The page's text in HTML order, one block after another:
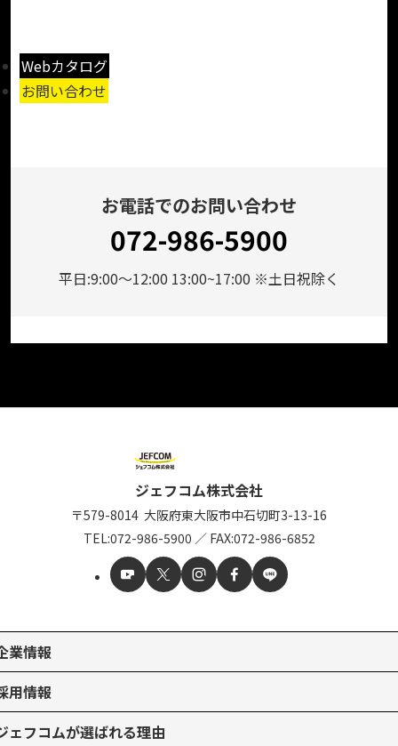
Webカタログ
お問い合わせ
お電話でのお問い合わせ
072-986-5900
平日:9:00～12:00 13:00~17:00 ※土日祝除く
ジェフコム株式会社
〒579-8014 大阪府東大阪市中石切町3-13-16
TEL:072-986-5900 ／ FAX:072-986-6852
業情報
用情報
ェフコムが選ばれる理由